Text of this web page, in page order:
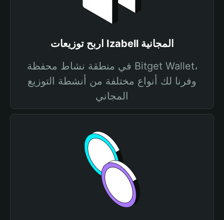
اربح توزيعات Izabell المجانية
في منطقة نشاط محفظة Bitget Wallet،
وفرنا لك أنواع مختلفة من أنشطة التوزيع
المجاني